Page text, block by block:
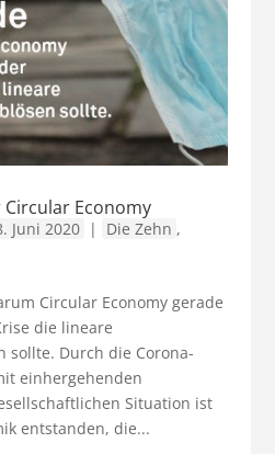
Economy
Juni 2020 | Die Zehn ,
Circular Economy gerade
die lineare
sollte. Durch die Corona-
einhergehenden
Situation ist
entstanden, die...